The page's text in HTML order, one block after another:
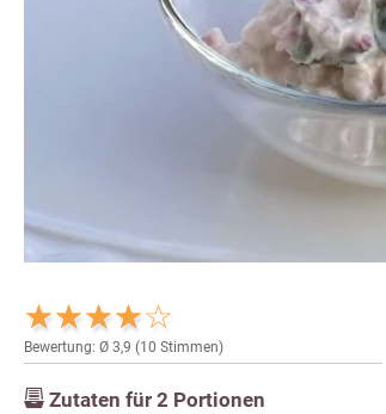
Bewertung: Ø 3,9 (10 Stimmen)
Zutaten für 2 Portionen